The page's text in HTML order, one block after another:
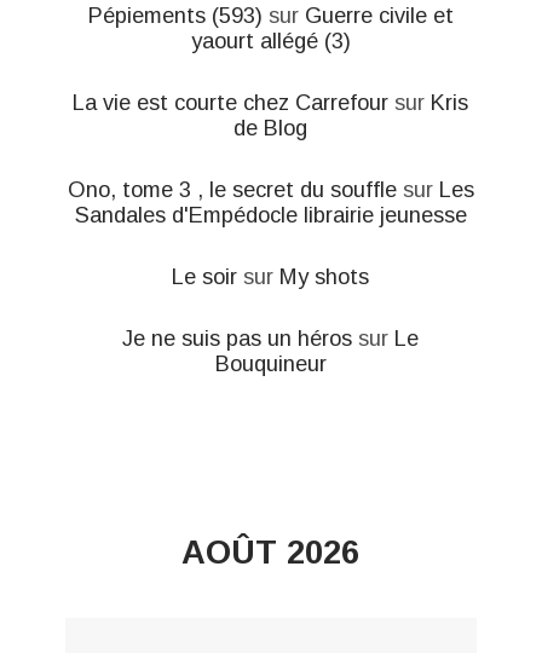
Pépiements (593) sur Guerre civile et
yaourt allégé (3)
La vie est courte chez Carrefour sur Kris
de Blog
Ono, tome 3 , le secret du soufflesur Les
Sandales d'Empédocle librairie jeunesse
Le soir sur My shots
Je ne suis pas un héros sur Le
Bouquineur
AOÛT 2026